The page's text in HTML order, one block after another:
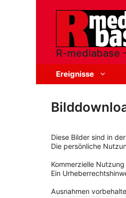
R-mediabase
Ereignisse
Diese Bilder sind in
Die persönliche
Kommerzielle
Ein
Ausnahmen